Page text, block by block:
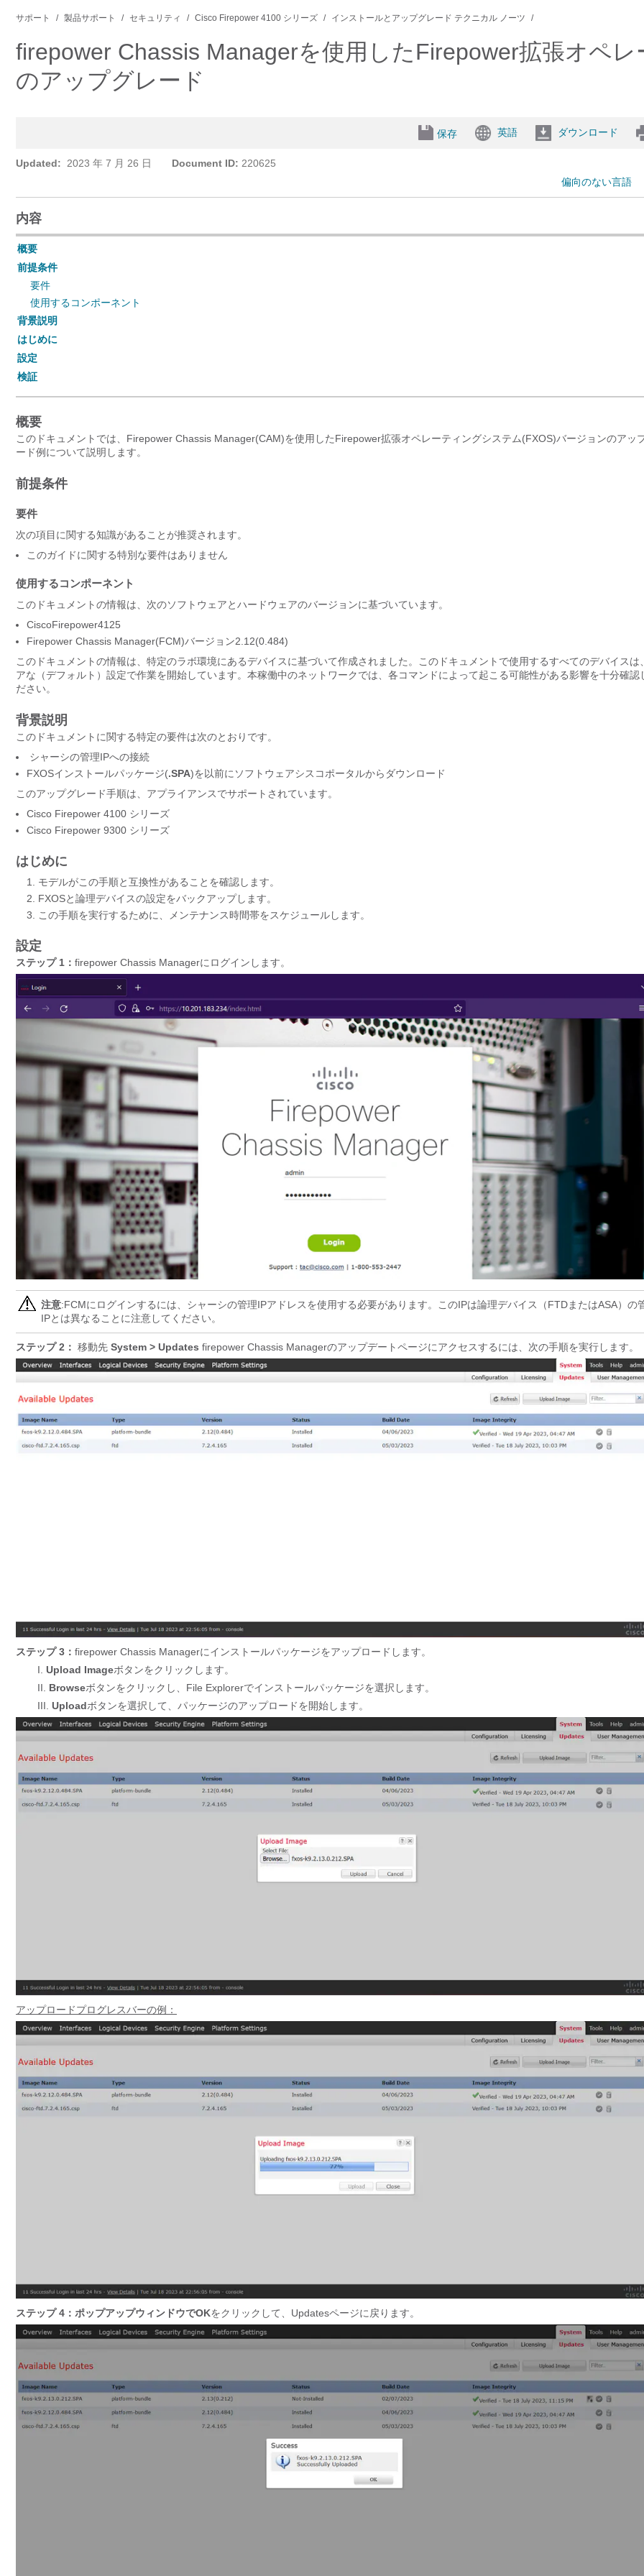
サポート 製品サポート セキュリティ Cisco Firepower 4100 シリーズ インストールとアップグレード テクニカル ノーツ
firepower Chassis Managerを使用したFirepower拡張オペ
のアップグレード
保存 英語 ダウンロード
Updated: 2023 年 7 月 26 日 Document ID: 220625
偏向のない言語
内容
概要
前提条件
要件
使用するコンポーネント
背景説明
はじめに
設定
検証
概要
このドキュメントでは、Firepower Chassis Manager(CAM)を使用したFirepower拡張オペレーティングシステム(FXOS)バージョンのアッ
ード例について説明します。
前提条件
要件
次の項目に関する知識があることが推奨されます。
このガイドに関する特別な要件はありません
使用するコンポーネント
このドキュメントの情報は、次のソフトウェアとハードウェアのバージョンに基づいています。
CiscoFirepower4125
Firepower Chassis Manager(FCM)バージョン2.12(0.484)
このドキュメントの情報は、特定のラボ環境にあるデバイスに基づいて作成されました。このドキュメントで使用するすべてのデバイスは
アな（デフォルト）設定で作業を開始しています。本稼働中のネットワークでは、各コマンドによって起こる可能性がある影響を十分確認
ださい。
背景説明
このドキュメントに関する特定の要件は次のとおりです。
シャーシの管理IPへの接続
FXOSインストールパッケージ(.SPA)を以前にソフトウェアシスコポータルからダウンロード
このアップグレード手順は、アプライアンスでサポートされています。
Cisco Firepower 4100 シリーズ
Cisco Firepower 9300 シリーズ
はじめに
モデルがこの手順と互換性があることを確認します。
FXOSと論理デバイスの設定をバックアップします。
この手順を実行するために、メンテナンス時間帯をスケジュールします。
設定
ステップ 1： firepower Chassis Managerにログインします。
注意:FCMにログインするには、シャーシの管理IPアドレスを使用する必要があります。このIPは論理デバイス（FTDまたはASA）の
IPとは異なることに注意してください。
ステップ 2： 移動先 System > Updates firepower Chassis Managerのアップデートページにアクセスするには、次の手順を実行します。
ステップ 3： firepower Chassis Managerにインストールパッケージをアップロードします。
I. Upload Imageボタンをクリックします。
II. Browseボタンをクリックし、File Explorerでインストールパッケージを選択します。
III. Uploadボタンを選択して、パッケージのアップロードを開始します。
アップロードプログレスバーの例：
ステップ 4： ポップアップウィンドウでOKをクリックして、Updatesページに戻ります。